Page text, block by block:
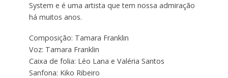
System e é uma artista que tem nossa admiração
há muitos anos.
Composição: Tamara Franklin
Voz: Tamara Franklin
Caixa de folia: Léo Lana e Valéria Santos
Sanfona: Kiko Ribeiro